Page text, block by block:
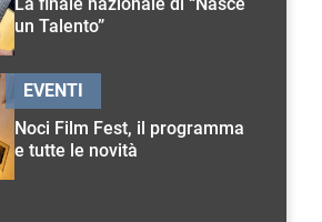
un Talento”
Noci Film Fest, il programma
e tutte le novità
EVENTI